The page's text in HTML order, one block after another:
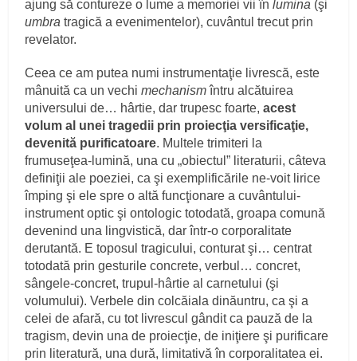
ajung să contureze o lume a memoriei vii înlumina (şi
umbra tragică a evenimentelor), cuvântul trecut prin
revelator.
Ceea ce am putea numi instrumentaţie livrescă, este
mânuită ca un vechimechanismîntru alcătuirea
universului de… hârtie, dar trupesc foarte,acest
volum al unei tragedii prin proiecţia versificaţie,
devenită purificatoare. Multele trimiteri la
frumuseţea-lumină, una cu „obiectul” literaturii, câteva
definiţii ale poeziei, ca şi exemplificările ne-voit lirice
împing şi ele spre o altă funcţionare a cuvântului-
instrument optic şi ontologic totodată, groapa comună
devenind una lingvistică, dar într-o corporalitate
derutantă. E toposul tragicului, conturat şi… centrat
totodată prin gesturile concrete, verbul… concret,
sângele-concret, trupul-hârtie al carnetului (şi
volumului). Verbele din colcăiala dinăuntru, ca şi a
celei de afară, cu tot livrescul gândit ca pauză de la
tragism, devin una de proiecţie, de iniţiere şi purificare
prin literatură, una dură, limitativă în corporalitatea ei.